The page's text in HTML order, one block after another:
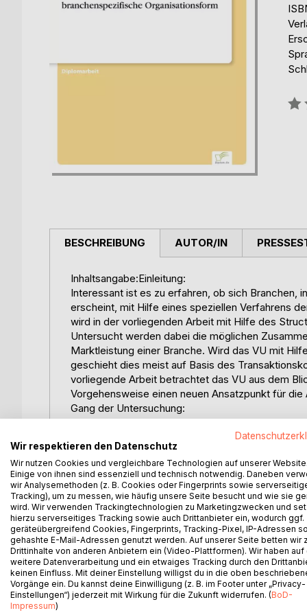
BESCHREIBUNG
Inhaltsangabe:Einleitung:
Interessant ist es zu erfahren, ob sich Branchen,
erscheint, mit Hilfe eines speziellen Verfahrens
wird in der vorliegenden Arbeit mit Hilfe des
Untersucht werden dabei die möglichen
Marktleistung einer Branche. Wird das VU mit
geschieht dies meist auf Basis des
vorliegende Arbeit betrachtet das VU aus dem
Vorgehensweise einen neuen Ansatzpunkt für die
Gang der Untersuchung:
Es erscheint sinnvoll, das VU zunächst als eine
Besonderheiten zu erfahren. Dafür gilt es, den
charakteristischen Bestandteile des VU zu
bereits Aussagen dazu ableiten, welche
die Bildung von VU anzusehen sind. Externe
Betrachtungen ermittelt werden.
Diesem Abschnitt folgt eine Abgrenzung
Unterschiede zum traditionellen Unternehmen
zu einem eindeutigen Begriffsverständnis vom
eine Arbeitsdefinition für das Virtuelle
Bewertung des VU bildet.
Kapitel 3 legt die theoretischen Grundlagen für
Unternehmen dar. Das bereits oben genannte
Untersuchungen eine zentrale Rolle. Daher ist
AUTOR/IN
Wir respektieren den Datenschutz
Wir nutzen Cookies und vergleichbare Technologien auf unserer Website.
Einige von ihnen sind essenziell und technisch notwendig. Daneben
wir Analysemethoden (z. B. Cookies oder Fingerprints sowie
Tracking), um zu messen, wie häufig unsere Seite besucht und wie sie
wird. Wir verwenden Trackingtechnologien zu Marketingzwecken und
hierzu serverseitiges Tracking sowie auch Drittanbieter ein, wodurch ggf.
geräteübergreifend Cookies, Fingerprints, Tracking-Pixel, IP-Adressen
gehashte E-Mail-Adressen genutzt werden. Auf unserer Seite betten wir
Drittinhalte von anderen Anbietern ein (Video-Plattformen). Wir haben auf
weitere Datenverarbeitung und ein etwaiges Tracking durch den
keinen Einfluss. Mit deiner Einstellung willigst du in die oben
Vorgänge ein. Du kannst deine Einwilligung (z. B. im Footer unter „Privacy-
Einstellungen“) jederzeit mit Wirkung für die Zukunft widerrufen. (BoD-
Impressum)